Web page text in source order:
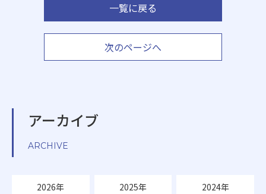
一覧に戻る
次のページへ
アーカイブ
ARCHIVE
2026年 2025年 2024年